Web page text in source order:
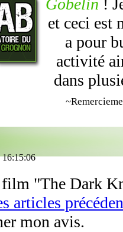
Gobelin !
et ceci est
a pour
activité
dans
16:15:06
"The Dark
articles
mon avis.